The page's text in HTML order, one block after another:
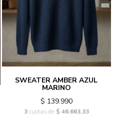
SWEATER AMBER AZUL
MARINO
$ 139.990
3cuotas de $ 46.663,33